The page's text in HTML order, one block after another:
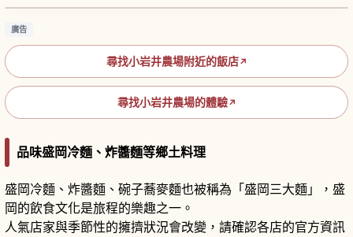
廣告
尋找小岩井農場附近的飯店↗
尋找小岩井農場的體驗↗
品味盛岡冷麵、炸醬麵等鄉土料理
盛岡冷麵、炸醬麵、碗子蕎麥麵也被稱為「盛岡三大麵」，盛
岡的飲食文化是旅程的樂趣之一。
人氣店家與季節性的擁擠狀況會改變，請確認各店的官方資訊